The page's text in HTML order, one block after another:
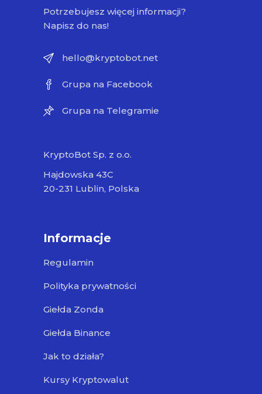
Potrzebujesz więcej informacji?
Napisz do nas!
hello@kryptobot.net
Grupa na Facebook
Grupa na Telegramie
KryptoBot Sp. z o.o.
Hajdowska 43C
20-231 Lublin, Polska
Informacje
Regulamin
Polityka prywatności
Giełda Zonda
Giełda Binance
Jak to działa?
Kursy Kryptowalut